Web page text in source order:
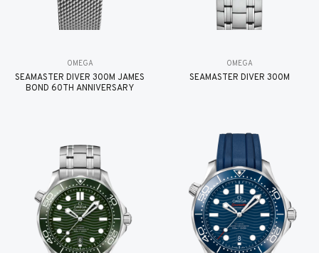
OMEGA
SEAMASTER DIVER 300M JAMES
BOND 60TH ANNIVERSARY
OMEGA
SEAMASTER DIVER 300M